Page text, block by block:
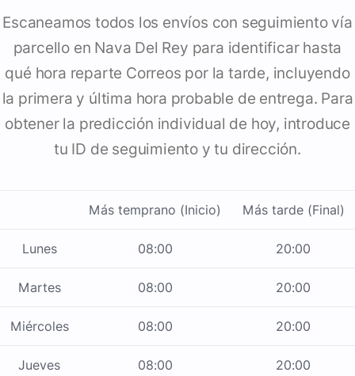
Escaneamos todos los envíos con seguimiento vía
parcello en Nava Del Rey para identificar hasta
qué hora reparte Correos por la tarde, incluyendo
la primera y última hora probable de entrega. Para
obtener la predicción individual de hoy, introduce
tu ID de seguimiento y tu dirección.
Más temprano (Inicio) Más tarde (Final)
Lunes 08:00 20:00
Martes 08:00 20:00
Miércoles 08:00 20:00
Jueves 08:00 20:00